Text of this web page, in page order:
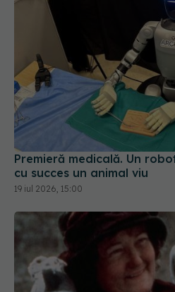
Premieră medicală. Un
cu succes un animal viu
19 iul 2026, 15:00